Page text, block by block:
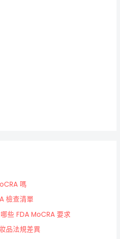
嗎
檢查清單
些 FDA MoCRA 要求
品法規差異